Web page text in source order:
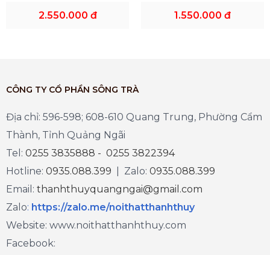
2.550.000 đ 1.550.000 đ
CÔNG TY CỔ PHẦN SÔNG TRÀ
Địa chỉ: 596-598; 608-610 Quang Trung, Phường Cẩm
Thành, Tỉnh Quảng Ngãi
Tel: 0255 3835888 - 0255 3822394
Hotline: 0935.088.399 | Zalo: 0935.088.399
Email: thanhthuyquangngai@gmail.com
Zalo: https://zalo.me/noithatthanhthuy
Website: www.noithatthanhthuy.com
Facebook: